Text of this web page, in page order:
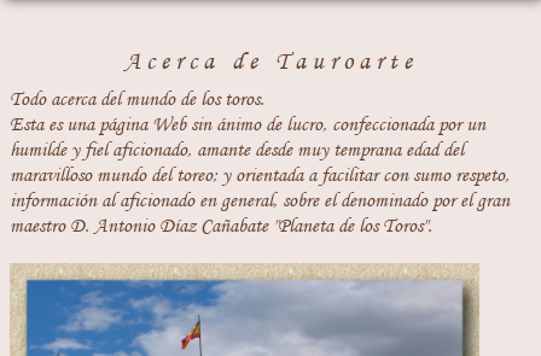
Acerca de Tauroarte
Todo acerca del mundo de los toros.
Esta es una página Web sin ánimo de lucro, confeccionada por un
humilde y fiel aficionado, amante desde muy temprana edad del
maravilloso mundo del toreo; y orientada a facilitar con sumo respeto,
información al aficionado en general, sobre el denominado por el gran
maestro D. Antonio Díaz Cañabate "Planeta de los Toros".